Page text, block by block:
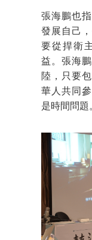
張海鵬也
發展自己
要從捍衛
益。張海
陸，只要
華人共同
是時間問題